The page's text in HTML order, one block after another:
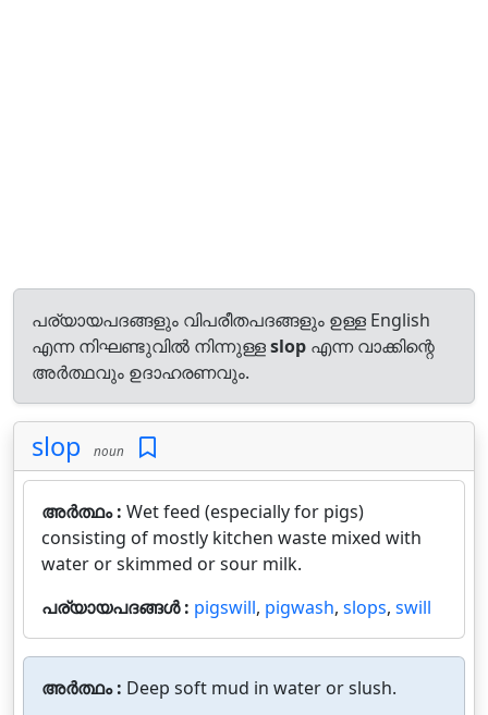
പര്യായപദങ്ങളും വിപരീതപദങ്ങളും ഉള്ള English
എന്ന നിഘണ്ടുവിൽ നിന്നുള്ളslop എന്ന വാക്കിന്റെ
അർത്ഥവും ഉദാഹരണവും.
slop noun
അർത്ഥം : Wet feed (especially for pigs)
consisting of mostly kitchen waste mixed with
water or skimmed or sour milk.
പര്യായപദങ്ങൾ : pigswill, pigwash, slops, swill
അർത്ഥം : Deep soft mud in water or slush.